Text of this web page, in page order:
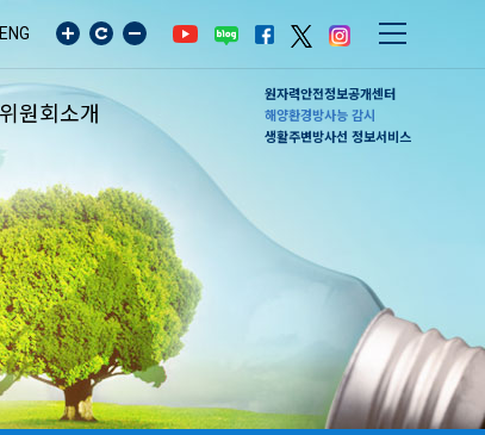
ENG
위원회소개
원자력안전정보공개센터
해양환경방사능 감시
생활주변방사선 정보서비스